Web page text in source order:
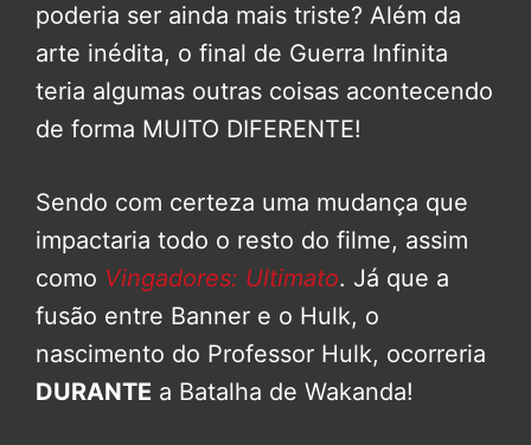
poderia ser ainda mais triste? Além da
arte inédita, o final de Guerra Infinita
teria algumas outras coisas acontecendo
de forma MUITO DIFERENTE!
Sendo com certeza uma mudança que
impactaria todo o resto do filme, assim
como Vingadores: Ultimato. Já que a
fusão entre Banner e o Hulk, o
nascimento do Professor Hulk, ocorreria
DURANTE a Batalha de Wakanda!